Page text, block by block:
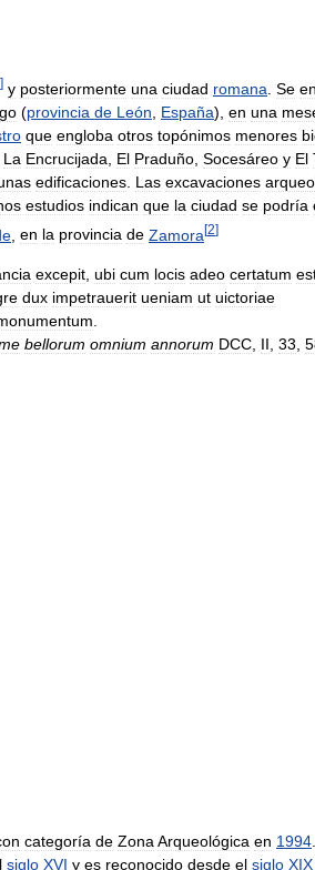
] y posteriormente una ciudad romana Se
(provincia de León España), en una
que engloba otros topónimos menores
La Encrucijada El Praduño Socesáreo y El
edificaciones Las excavaciones
estudios indican que la ciudad se podría
en la provincia de Zamora[2]
excepit, ubi cum locis adeo certatum
dux impetrauerit ueniam ut uictoriae
.
bellorum omnium annorum DCC, II, 33,
categoría de ZonaArqueológica en 1994.
siglo XVI y es reconocido desde el siglo XIX